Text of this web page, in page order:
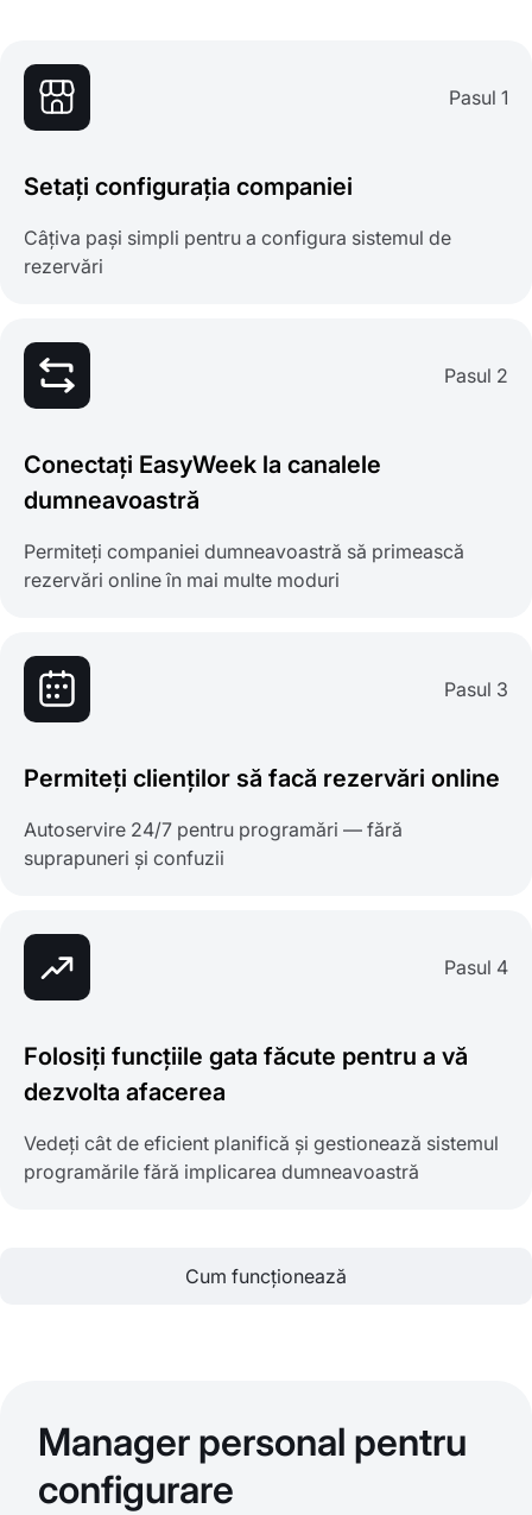
Pasul 1
Setați configurația companiei
Câțiva pași simpli pentru a configura sistemul de
rezervări
Pasul 2
Conectați EasyWeek la canalele
dumneavoastră
Permiteți companiei dumneavoastră să primească
rezervări online în mai multe moduri
Pasul 3
Permiteți clienților să facă rezervări online
Autoservire 24/7 pentru programări — fără
suprapuneri și confuzii
Pasul 4
Folosiți funcțiile gata făcute pentru a vă
dezvolta afacerea
Vedeți cât de eficient planifică și gestionează sistemul
programările fără implicarea dumneavoastră
Cum funcționează
Manager personal pentru
configurare